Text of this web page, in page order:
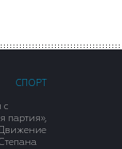
СПОРТ
с
партия»,